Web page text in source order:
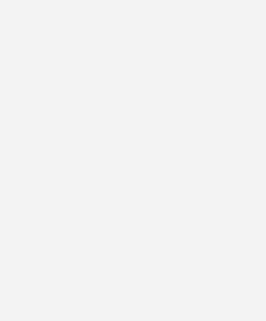
Erstmals in Essen
Energieversorgung, Kältetechnik
zählt darüber hinaus
Solarsysteme deutlich
ist mit Kapazitäten von 4,4 bis